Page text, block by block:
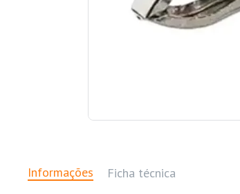
Informações Ficha técnica